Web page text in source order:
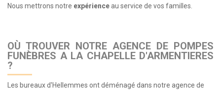
Nous mettrons notre expérienceau service de vos familles.
OÙ TROUVER NOTRE AGENCE DE POMPES
FUNÈBRES A LA CHAPELLE D'ARMENTIERES
?
Les bureaux d'Hellemmes ont déménagé dans notre agence de